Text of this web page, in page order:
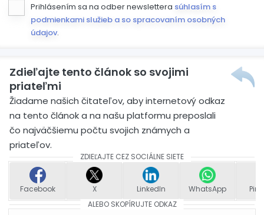
Prihlásením sa na odber newslettera súhlasím s
podmienkami služieb a so spracovaním osobných
údajov.
Zdieľajte tento článok so svojimi
priateľmi
Žiadame našich čitateľov, aby internetový odkaz
na tento článok a na našu platformu preposlali
čo najväčšiemu počtu svojich známych a
priateľov.
ZDIEĽAJTE CEZ SOCIÁLNE SIETE
Facebook X LinkedIn WhatsApp
ALEBO SKOPÍRUJTE ODKAZ